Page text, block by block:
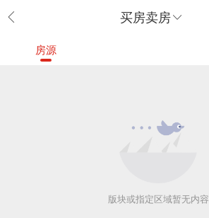
买房卖房
房源
版块或指定区域暂无内容